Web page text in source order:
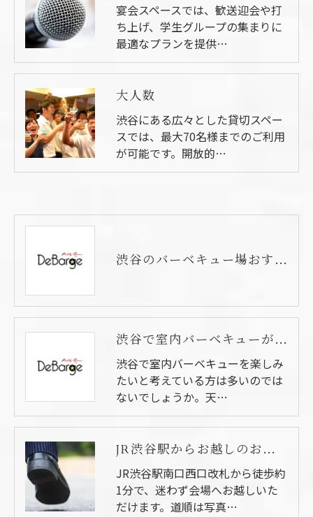
宴会スペースでは、歓送迎会や打
ち上げ、学生グループの集まりに
最適なプランを提供…
大人数
渋谷にある広々とした貸切スペー
スでは、最大70名様までのご利用
が可能です。開放的…
渋谷のバーベキュー場おすすめ5選。貸切、テラス、屋上の施設も紹介！
渋谷で室内バーベキューが行えるおすすめ会場5選
渋谷で室内バーベキューを楽しみ
たいと考えている方は多いのでは
ないでしょうか。天…
JR渋谷駅からお越しのお客様
JR渋谷駅南口西口改札から徒歩約
1分で、迷わず会場へお越しいた
だけます。道順は写真…